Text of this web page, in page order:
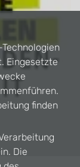
Eingesetzte
finden
Die